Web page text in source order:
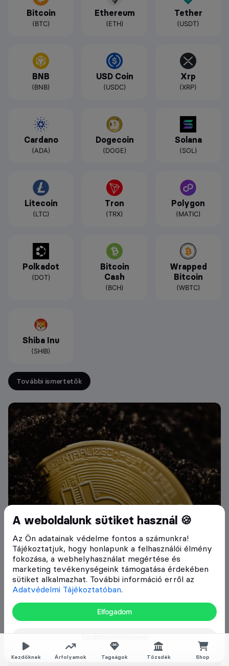
Kezdőknek Árfolyamok Tagságok Tőzsdék Shop
A weboldalunk sütiket használ 🍪
Az Ön adatainak védelme fontos a számunkra!
Tájékoztatjuk, hogy honlapunk a felhasználói élmény
fokozása, a webhelyhasználat megértése és
marketing tevékenységeink támogatása érdekében
sütiket alkalmazhat. További információ erről az
Adatvédelmi Tájékoztatóban.
Elfogadom
Bitcoin
(BTC)
Ethereum
(ETH)
Tether
(USDT)
BNB
(BNB)
USD Coin
(USDC)
Xrp
(XRP)
Cardano
(ADA)
Dogecoin
(DOGE)
Solana
(SOL)
Litecoin
(LTC)
Tron
(TRX)
Polygon
(MATIC)
Polkadot
(DOT)
Bitcoin
Cash
(BCH)
Wrapped
Bitcoin
(WBTC)
Shiba Inu
(SHIB)
További ismertetők